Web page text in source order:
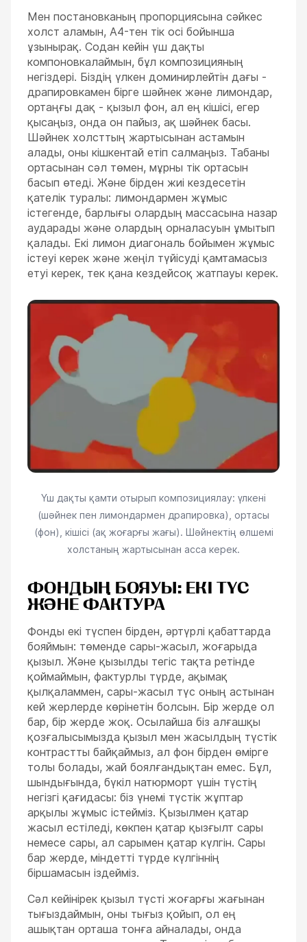
Мен постановканың пропорциясына сәйкес
холст аламын, A4-тен тік осі бойынша
ұзынырақ. Содан кейін үш дақты
компоновкалаймын, бұл композицияның
негіздері. Біздің үлкен доминирлейтін дағы -
драпировкамен бірге шәйнек және лимондар,
ортаңғы дақ - қызыл фон, ал ең кішісі, егер
қысаңыз, онда он пайыз, ақ шәйнек басы.
Шәйнек холсттың жартысынан астамын
алады, оны кішкентай етіп салмаңыз. Табаны
ортасынан сәл төмен, мұрны тік ортасын
басып өтеді. Және бірден жиі кездесетін
қателік туралы: лимондармен жұмыс
істегенде, барлығы олардың массасына назар
аударады және олардың орналасуын ұмытып
қалады. Екі лимон диагональ бойымен жұмыс
істеуі керек және жеңіл түйісуді қамтамасыз
етуі керек, тек қана кездейсоқ жатпауы керек.
Үш дақты қамти отырып композициялау: үлкені
(шәйнек пен лимондармен драпировка), ортасы
(фон), кішісі (ақ жоғарғы жағы). Шәйнектің өлшемі
холстаның жартысынан асса керек.
ФОНДЫҢ БОЯУЫ: ЕКІ ТҮС
ЖӘНЕ ФАКТУРА
Фонды екі түспен бірден, әртүрлі қабаттарда
бояймын: төменде сары-жасыл, жоғарыда
қызыл. Және қызылды тегіс тақта ретінде
қоймаймын, фактурлы түрде, ақымақ
қылқаламмен, сары-жасыл түс оның астынан
кей жерлерде көрінетін болсын. Бір жерде ол
бар, бір жерде жоқ. Осылайша біз алғашқы
қозғалысымызда қызыл мен жасылдың түстік
контрастты байқаймыз, ал фон бірден өмірге
толы болады, жай боялғандықтан емес. Бұл,
шындығында, бүкіл натюрморт үшін түстің
негізгі қағидасы: біз үнемі түстік жұптар
арқылы жұмыс істейміз. Қызылмен қатар
жасыл естіледі, көкпен қатар қызғылт сары
немесе сары, ал сарымен қатар күлгін. Сары
бар жерде, міндетті түрде күлгіннің
біршамасын іздейміз.
Сәл кейінірек қызыл түсті жоғарғы жағынан
тығыздаймын, оны тығыз қойып, ол ең
ашықтан орташа тонға айналады, онда